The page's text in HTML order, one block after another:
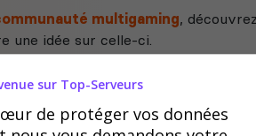
multigaming,
une idée sur celle-ci.
sur Top-Serveurs
de protéger vos données